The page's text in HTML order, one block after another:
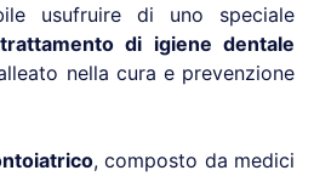
usufruire di uno speciale
di igiene dentale
nella cura e prevenzione
, composto da medici